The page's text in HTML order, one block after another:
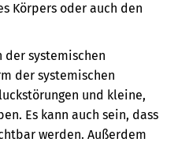
Körpers oder auch den
der systemischen
der systemischen
und kleine,
Es kann auch sein, dass
werden. Außerdem